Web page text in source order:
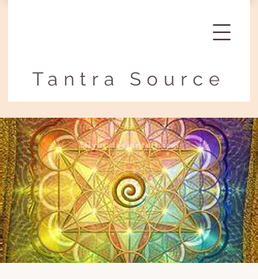
Tantra Source